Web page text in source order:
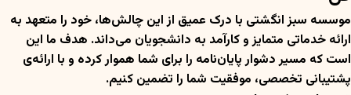
موسسه سبز انگشتی با درک عمیق از این چالش‌ها، خود را متعهد به
ارائه خدماتی متمایز و کارآمد به دانشجویان می‌داند. هدف ما این
است که مسیر دشوار پایان‌نامه را برای شما هموار کرده و با ارائه‌ی
پشتیبانی تخصصی، موفقیت شما را تضمین کنیم.